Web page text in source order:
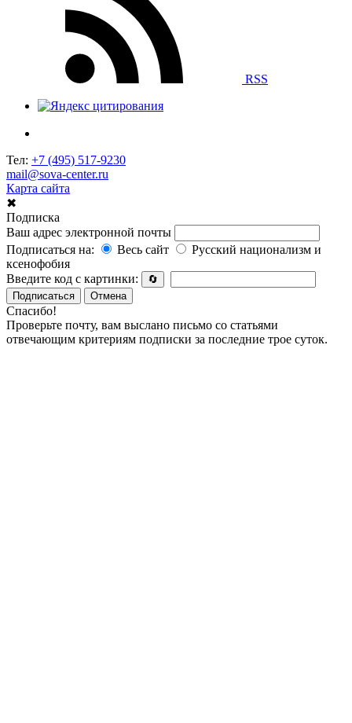
RSS
Тел: +7 (495) 517-9230
mail@sova-center.ru
Карта сайта
✖
Подписка
Ваш адрес электронной почты
Подписаться на:
Весь сайт
Русский национализм и
ксенофобия
Введите код с картинки:
🔄
Подписаться
Отмена
Спасибо!
Проверьте почту, вам выслано письмо со статьями
отвечающим критериям подписки за последние трое суток.